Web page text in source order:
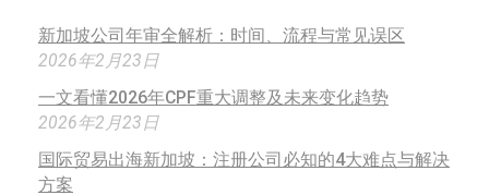
新加坡公司年审全解析：时间、流程与常见误区
2026年2月23日
一文看懂2026年CPF重大调整及未来变化趋势
2026年2月23日
国际贸易出海新加坡：注册公司必知的4大难点与解决
方案